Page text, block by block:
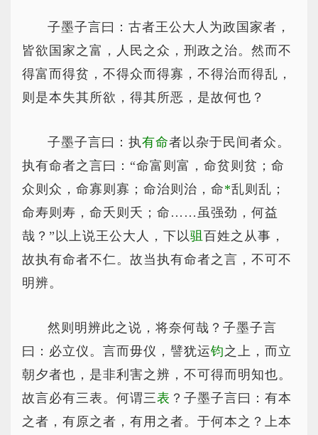
子墨子言曰：古者王公大人为政国家者，
皆欲国家之富，人民之众，刑政之治。然而不
得富而得贫，不得众而得寡，不得治而得乱，
则是本失其所欲，得其所恶，是故何也？
子墨子言曰：执有命者以杂于民间者众。
执有命者之言曰：“命富则富，命贫则贫；命
众则众，命寡则寡；命治则治，命*乱则乱；
命寿则寿，命夭则夭；命……虽强劲，何益
哉？”以上说王公大人，下以驵百姓之从事，
故执有命者不仁。故当执有命者之言，不可不
明辨。
然则明辨此之说，将奈何哉？子墨子言
曰：必立仪。言而毋仪，譬犹运钧 之上，而立
朝夕者也，是非利害之辨，不可得而明知也。
故言必有三表。何谓三表 ？子墨子言曰：有本
之者，有原之者，有用之者。于何本之？上本